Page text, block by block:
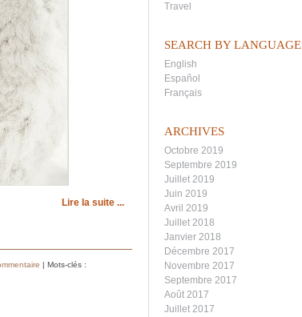
Travel
SEARCH BY LANGUAGE
English
Español
Français
ARCHIVES
Octobre 2019
Septembre 2019
Juillet 2019
Juin 2019
Avril 2019
Juillet 2018
Janvier 2018
Décembre 2017
Novembre 2017
Septembre 2017
Août 2017
Juillet 2017
Lire la suite ...
| Mots-clés :